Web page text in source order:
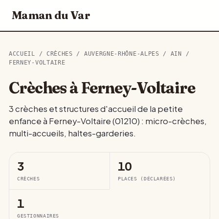
Maman du Var
ACCUEIL / CRÈCHES / AUVERGNE-RHÔNE-ALPES / AIN
/
FERNEY-VOLTAIRE
Crèches à Ferney-Voltaire
3 crèches et structures d'accueil de la petite
enfance à Ferney-Voltaire (01210) : micro-crèches,
multi-accueils, haltes-garderies.
3
CRÈCHES
10
PLACES (DÉCLARÉES)
1
GESTIONNAIRES